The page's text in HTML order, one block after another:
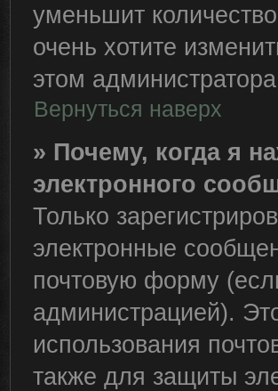
уменьшит
очень хотите
этом
Вернуться наверх
» Почему, когда я
электронного
Только
электронные
почтовую форму
администрацией).
использования
также для защиты